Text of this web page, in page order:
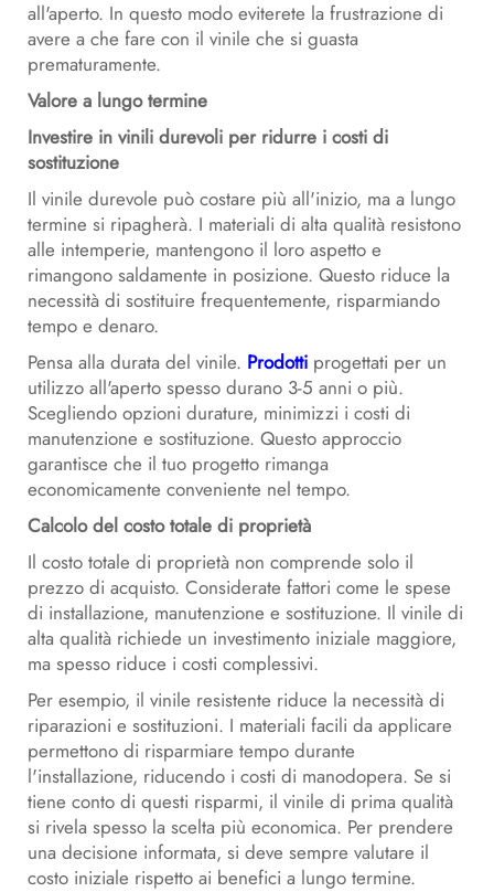
all'aperto. In questo modo eviterete la frustrazione di
avere a che fare con il vinile che si guasta
prematuramente.
Valore a lungo termine
Investire in vinili durevoli per ridurre i costi di
sostituzione
Il vinile durevole può costare più all'inizio, ma a lungo
termine si ripagherà. I materiali di alta qualità resistono
alle intemperie, mantengono il loro aspetto e
rimangono saldamente in posizione. Questo riduce la
necessità di sostituire frequentemente, risparmiando
tempo e denaro.
Pensa alla durata del vinile. Prodotti progettati per un
utilizzo all'aperto spesso durano 3-5 anni o più.
Scegliendo opzioni durature, minimizzi i costi di
manutenzione e sostituzione. Questo approccio
garantisce che il tuo progetto rimanga
economicamente conveniente nel tempo.
Calcolo del costo totale di proprietà
Il costo totale di proprietà non comprende solo il
prezzo di acquisto. Considerate fattori come le spese
di installazione, manutenzione e sostituzione. Il vinile di
alta qualità richiede un investimento iniziale maggiore,
ma spesso riduce i costi complessivi.
Per esempio, il vinile resistente riduce la necessità di
riparazioni e sostituzioni. I materiali facili da applicare
permettono di risparmiare tempo durante
l'installazione, riducendo i costi di manodopera. Se si
tiene conto di questi risparmi, il vinile di prima qualità
si rivela spesso la scelta più economica. Per prendere
una decisione informata, si deve sempre valutare il
costo iniziale rispetto ai benefici a lungo termine.